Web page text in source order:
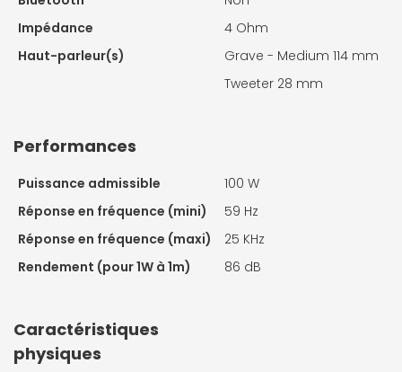
Impédance
4 Ohm
Haut-parleur(s)
Grave - Medium 114 mm
Tweeter 28 mm
Performances
Puissance admissible
100 W
Réponse en fréquence (mini)
59 Hz
Réponse en fréquence (maxi)
25 KHz
Rendement (pour 1W à 1m)
86 dB
Caractéristiques
physiques